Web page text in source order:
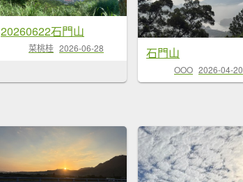
20260622石門山
菜桃桂 2026-06-28 石門山
OOO 2026-04-20